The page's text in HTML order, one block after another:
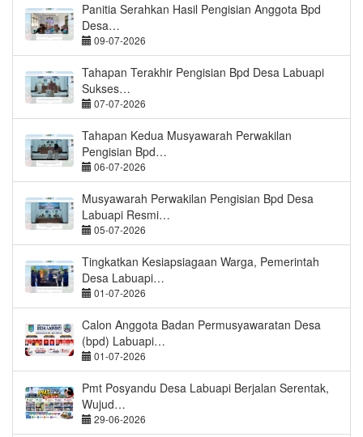
Panitia Serahkan Hasil Pengisian Anggota Bpd
Desa…
09-07-2026
Tahapan Terakhir Pengisian Bpd Desa Labuapi
Sukses…
07-07-2026
Tahapan Kedua Musyawarah Perwakilan
Pengisian Bpd…
06-07-2026
Musyawarah Perwakilan Pengisian Bpd Desa
Labuapi Resmi…
05-07-2026
Tingkatkan Kesiapsiagaan Warga, Pemerintah
Desa Labuapi…
01-07-2026
Calon Anggota Badan Permusyawaratan Desa
(bpd) Labuapi…
01-07-2026
Pmt Posyandu Desa Labuapi Berjalan Serentak,
Wujud…
29-06-2026